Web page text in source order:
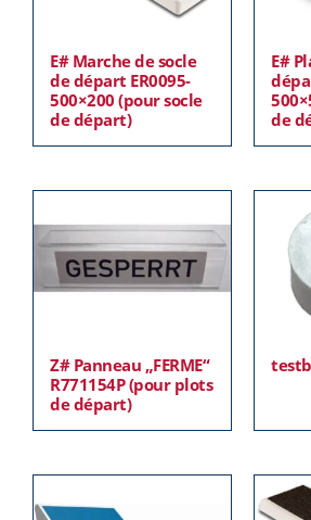
E# Marche de socle
de départ ER0095-
500×200 (pour socle
de départ)
E#
de
Z# Panneau „FERME“
R771154P (pour plots
de départ)